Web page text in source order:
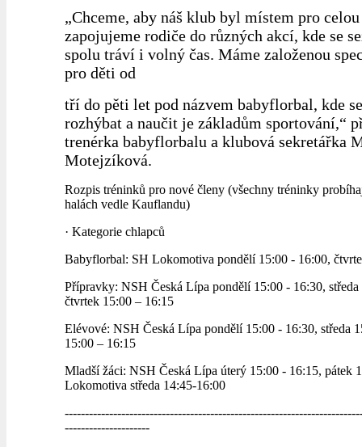
„Chceme, aby náš klub byl místem pro
zapojujeme rodiče do různých akcí, kde se
spolu tráví i volný čas. Máme založenou
pro děti od
tří do pěti let pod názvem babyflorbal, kde
rozhýbat a naučit je základům sportování,“
trenérka babyflorbalu a klubová sekretářka
Motejzíková.
Rozpis tréninků pro nové členy (všechny tréninky
halách vedle Kauflandu)
· Kategorie chlapců
Babyflorbal: SH Lokomotiva pondělí 15:00 - 16:00,
Přípravky: NSH Česká Lípa pondělí 15:00 - 16:30,
čtvrtek 15:00 – 16:15
Elévové: NSH Česká Lípa pondělí 15:00 - 16:30, středa
15:00 – 16:15
Mladší žáci: NSH Česká Lípa úterý 15:00 - 16:15, pátek
Lokomotiva středa 14:45-16:00
---------------------